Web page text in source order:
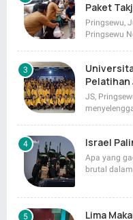
Paket
Pringsewu,
Pringsewu
Pelatihan
JS,
Israel
Apa yang
brutal
Lima